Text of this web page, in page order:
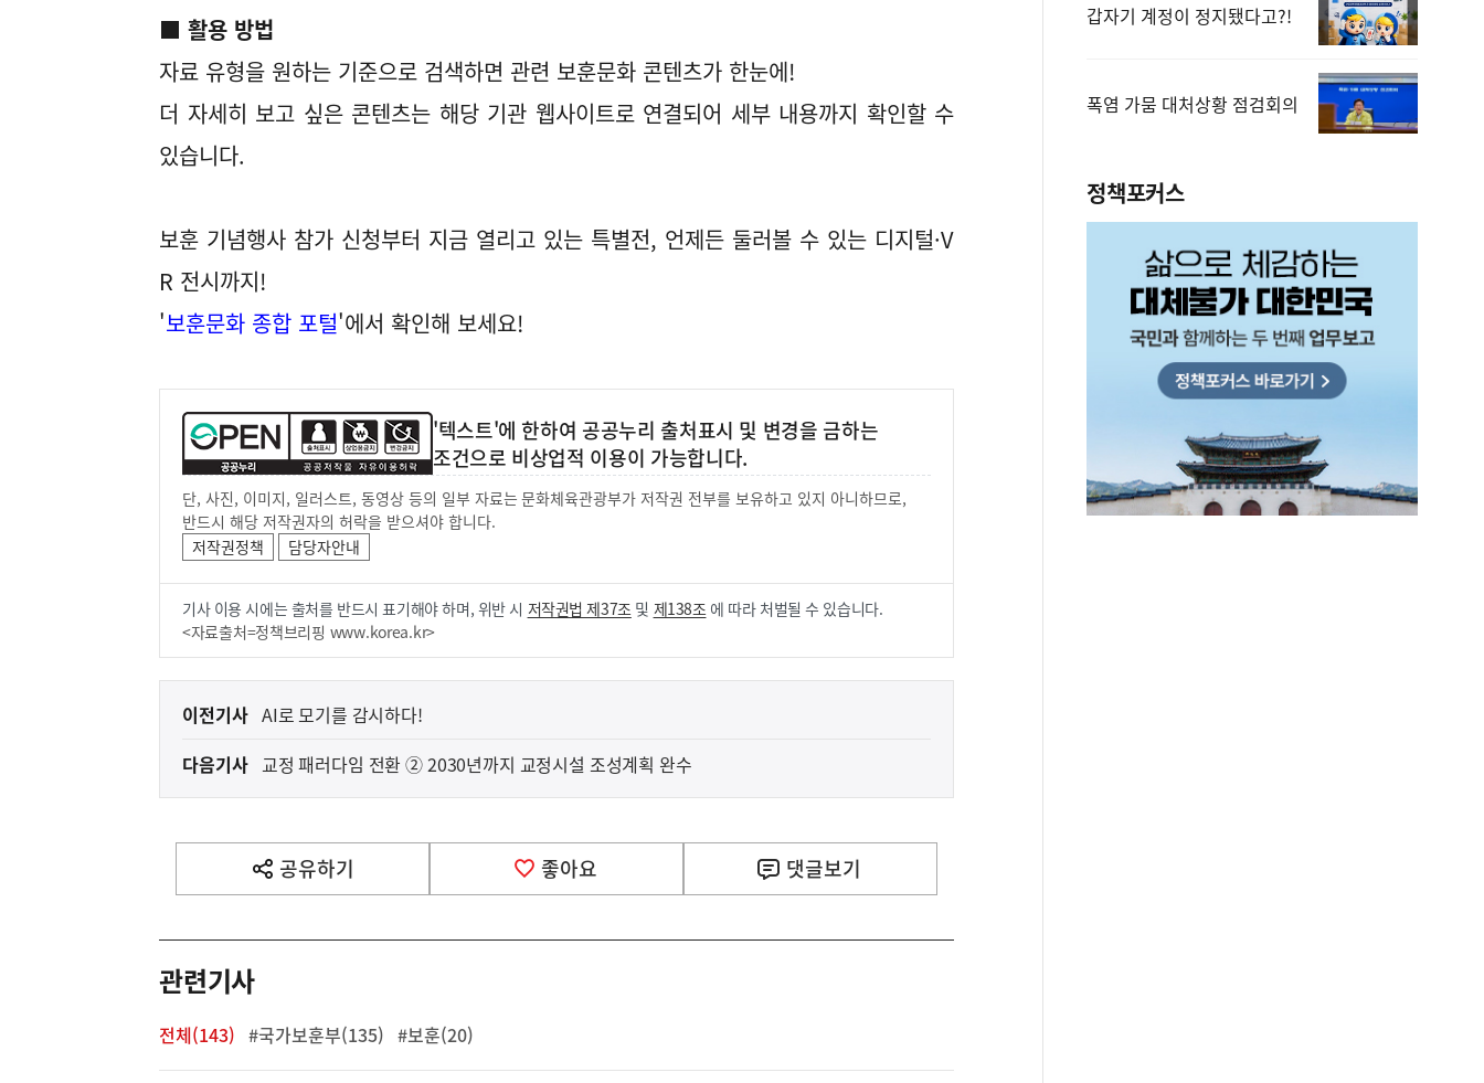
■ 활용 방법
자료 유형을 원하는 기준으로 검색하면 관련 보훈문화 콘텐츠가 한눈에!
더 자세히 보고 싶은 콘텐츠는 해당 기관 웹사이트로 연결되어 세부 내용까지 확인할 수
있습니다.
보훈 기념행사 참가 신청부터 지금 열리고 있는 특별전, 언제든 둘러볼 수 있는 디지털·V
R 전시까지!
'보훈문화 종합 포털'에서 확인해 보세요!
'텍스트'에 한하여 공공누리 출처표시 및 변경을 금하는
조건으로 비상업적 이용이 가능합니다.
단, 사진, 이미지, 일러스트, 동영상 등의 일부 자료는 문화체육관광부가 저작권 전부를 보유하고 있지 아니하므로,
반드시 해당 저작권자의 허락을 받으셔야 합니다.
저작권정책
담당자안내
기사 이용 시에는 출처를 반드시 표기해야 하며, 위반 시 저작권법 제37조및 제138조에 따라 처벌될 수 있습니다.
<자료출처=정책브리핑 www.korea.kr>
이
다
음
기
영
역
이전기사 AI로 모기를 감시하다!
다음기사 교정 패러다임 전환 ② 2030년까지 교정시설 조성계획 완수
공유하기
열
기
좋아요 댓글보기
관련기사
전체(143) #국가보훈부(135) #보훈(20)
갑자기 계정이 정지됐다고?!
폭염 가뭄 대처상황 점검회의
정책포커스